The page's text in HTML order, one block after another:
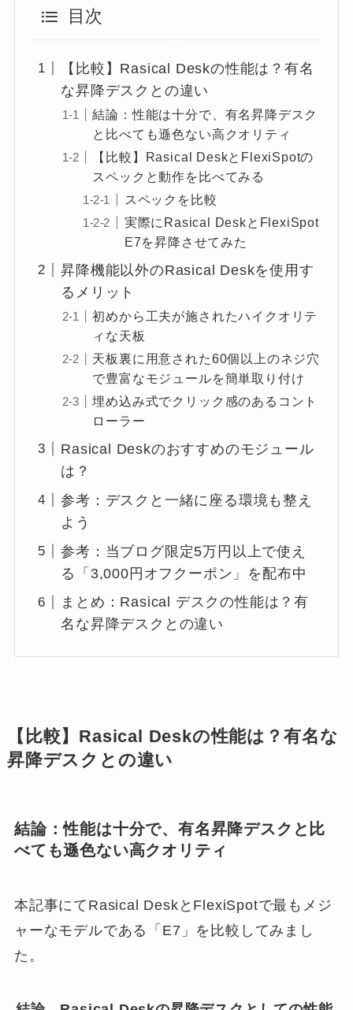
目次
【比較】Rasical Deskの性能は？有名
な昇降デスクとの違い
結論：性能は十分で、有名昇降デスク
と比べても遜色ない高クオリティ
【比較】Rasical DeskとFlexiSpotの
スペックと動作を比べてみる
スペックを比較
実際にRasical DeskとFlexiSpot
E7を昇降させてみた
昇降機能以外のRasical Deskを使用す
るメリット
初めから工夫が施されたハイクオリテ
ィな天板
天板裏に用意された60個以上のネジ穴
で豊富なモジュールを簡単取り付け
埋め込み式でクリック感のあるコント
ローラー
Rasical Deskのおすすめのモジュール
は？
参考：デスクと一緒に座る環境も整え
よう
参考：当ブログ限定5万円以上で使え
る「3,000円オフクーポン」を配布中
まとめ：Rasical デスクの性能は？有
名な昇降デスクとの違い
【比較】Rasical Deskの性能は？有名な
昇降デスクとの違い
結論：性能は十分で、有名昇降デスクと比
べても遜色ない高クオリティ
本記事にてRasical DeskとFlexiSpotで最もメジ
ャーなモデルである「E7」を比較してみまし
た。